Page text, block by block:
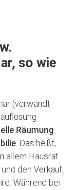
so wie
(verwandt
Räumung
. Das heißt,
allem Hausrat
den Verkauf,
Während bei